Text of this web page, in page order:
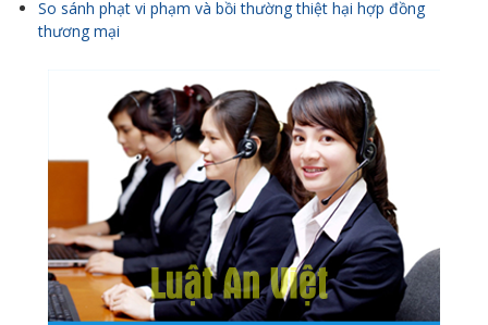
So sánh phạt vi phạm và bồi thường thiệt hại hợp đồng
thương mại